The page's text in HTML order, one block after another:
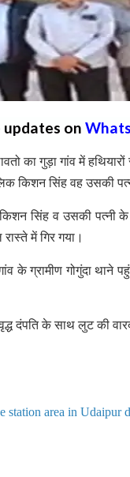
on
का गुड़ा गांव में
किशन सिंह वह उसकी
सिंह व उसकी पत्नी
में गिर गया।
ग्रामीण गोगुंदा थाने
दंपति के साथ लुट की
station area in Udaipur